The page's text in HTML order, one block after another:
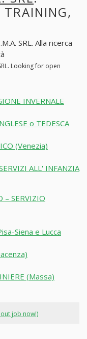
TRAINING,
SRL. Alla ricerca
Looking for open
INVERNALE
o TEDESCA
(Venezia)
ALL' INFANZIA
– SERVIZIO
Siena e Lucca
(Massa)
job now!)